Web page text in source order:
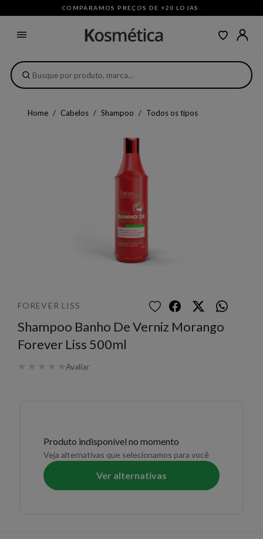
COMPARAMOS PREÇOS DE +20 LOJAS ·
Home Cabelos Shampoo Todos os tipos
FOREVER LISS
Shampoo Banho De Verniz Morango
Forever Liss 500ml
★ ★ ★ ★ ★Avaliar
Produto indisponível no momento
Veja alternativas que selecionamos para você
Ver alternativas